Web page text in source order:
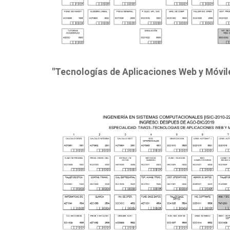
"Tecnologías de Aplicaciones Web y